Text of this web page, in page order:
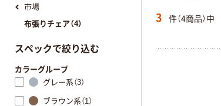
3 件（4商品）中
市場
布張りチェア（4）
スペックで絞り込む
カラーグループ
グレー系（3）
ブラウン系（1）